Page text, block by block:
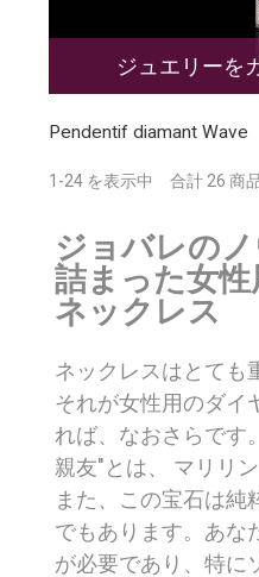
ジュエリーを
Pendentif diamant Wave
1-24 を表示中 合計 26 商
ジョバレの
詰まった女
ネックレス
ネックレスはとても
それが女性用のダイ
れば、なおさらです
親友"とは、 マリリ
また、この宝石は純
でもあります。あな
が必要であり、特に